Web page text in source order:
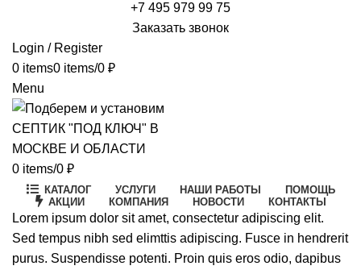
+7 495 979 99 75
Заказать звонок
Login / Register
0 items0 items/0 ₽
Menu
0 items/0 ₽
КАТАЛОГ УСЛУГИ НАШИ РАБОТЫ
ПОМОЩЬ
АКЦИИ
КОМПАНИЯ НОВОСТИ КОНТАКТЫ
Lorem ipsum dolor sit amet, consectetur adipiscing elit.
Sed tempus nibh sed elimttis adipiscing. Fusce in hendrerit
purus. Suspendisse potenti. Proin quis eros odio, dapibus